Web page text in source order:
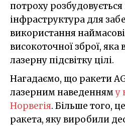
потроху
інфраструктура для
використання
високоточної зброї, яка
лазерну підсвітку цілі.
Нагадаємо, що ракети
лазерним наведенняму
Норвегія. Більше того,
ракета, яку виробили